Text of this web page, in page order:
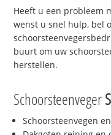
Heeft u een probleem
wenst u snel hulp, bel
buurt om uw
herstellen.
Schoorsteenveger
Schoorsteenvegen